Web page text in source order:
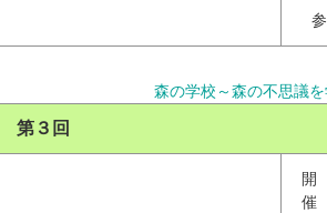
森の学校～森の不思議
第３回
開
催